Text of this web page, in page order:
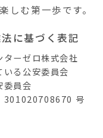
しむ第一歩です。
に基づく表記
ーゼロ株式会社
いる公安委員会
委員会
号